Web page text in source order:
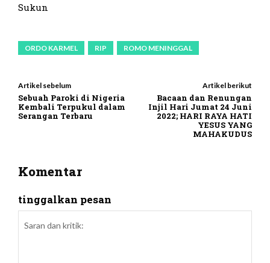
Sukun
ORDO KARMEL RIP ROMO MENINGGAL
Artikel sebelum
Sebuah Paroki di Nigeria
Kembali Terpukul dalam
Serangan Terbaru
Artikel berikut
Bacaan dan Renungan
Injil Hari Jumat 24 Juni
2022; HARI RAYA HATI
YESUS YANG
MAHAKUDUS
Komentar
tinggalkan pesan